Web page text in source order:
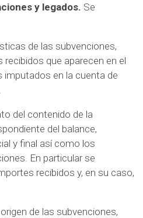
y legados. Se
de las subvenciones,
recibidos que aparecen en el
imputados en la cuenta de
del contenido de la
del balance,
y final así como los
En particular se
recibidos y, en su caso,
de las subvenciones,